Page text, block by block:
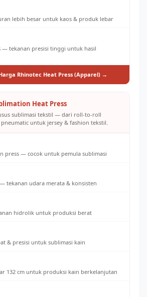
lebih besar untuk kaos & produk lebar
— tekanan presisi tinggi untuk hasil
Rhinotec Heat Press (Apparel) →
Heat Press
sublimasi tekstil — dari roll-to-roll
untuk jersey & fashion tekstil.
press — cocok untuk pemula sublimasi
tekanan udara merata & konsisten
hidrolik untuk produksi berat
& presisi untuk sublimasi kain
132 cm untuk produksi kain berkelanjutan